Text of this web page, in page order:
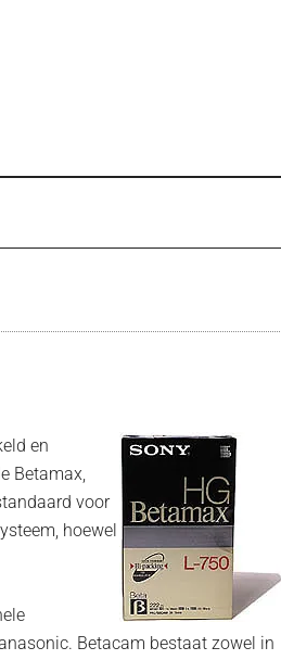
en
Betamax,
voor
hoewel
Betacam bestaat zowel in